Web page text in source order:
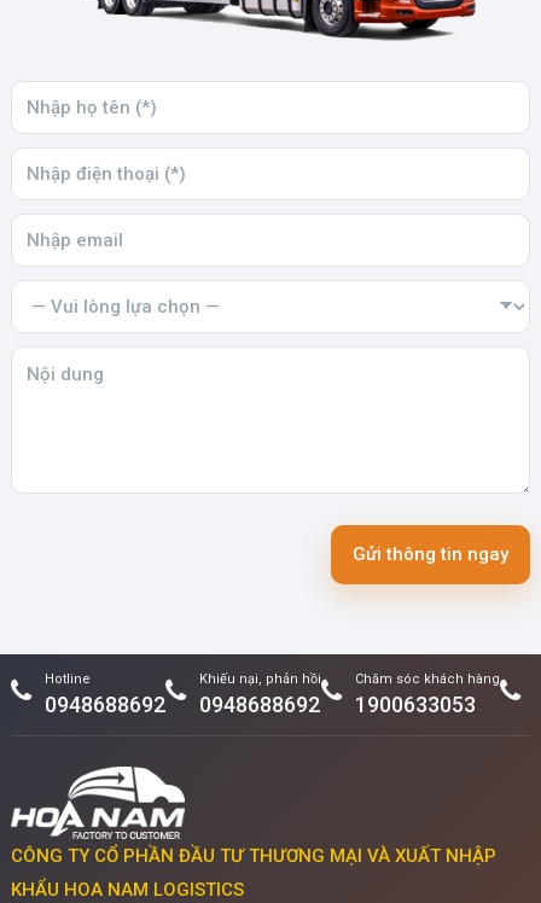
Gửi thông tin ngay
Hotline
0948688692
Khiếu nại, phản hồi
0948688692
Chăm sóc khách hàng
1900633053
CÔNG TY CỔ PHẦN ĐẦU TƯ THƯƠNG MẠI VÀ XUẤT NHẬP
KHẨU HOA NAM LOGISTICS